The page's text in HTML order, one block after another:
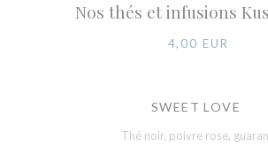
Nos thés et infusions
4,00 EUR
SWEET LOVE
Thé noir, poivre rose,